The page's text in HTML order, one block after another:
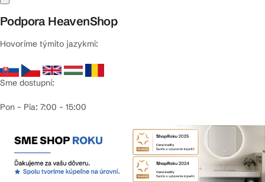
Podpora HeavenShop
Hovoríme týmito jazykmi:
Sme dostupní:
Pon – Pia: 7:00 – 15:00